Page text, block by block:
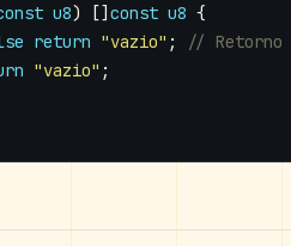
u8) [] const u8 {
return "vazio" ;
"vazio" ;